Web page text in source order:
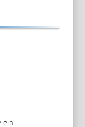
ein